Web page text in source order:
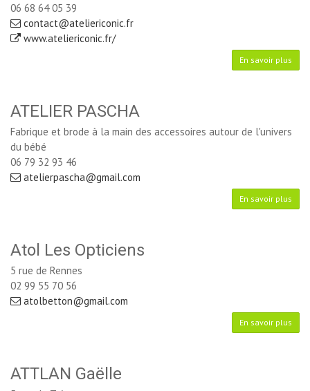
06 68 64 05 39
contact@ateliericonic.fr
www.ateliericonic.fr/
En savoir plus
ATELIER PASCHA
Fabrique et brode à la main des accessoires autour de l'univers
du bébé
06 79 32 93 46
atelierpascha@gmail.com
En savoir plus
Atol Les Opticiens
5 rue de Rennes
02 99 55 70 56
atolbetton@gmail.com
En savoir plus
ATTLAN Gaëlle